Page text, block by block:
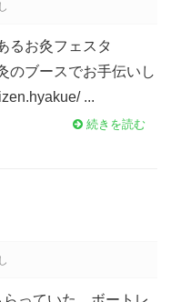
るお灸フェスタ
のブースでお手伝いし
...
続きを読む